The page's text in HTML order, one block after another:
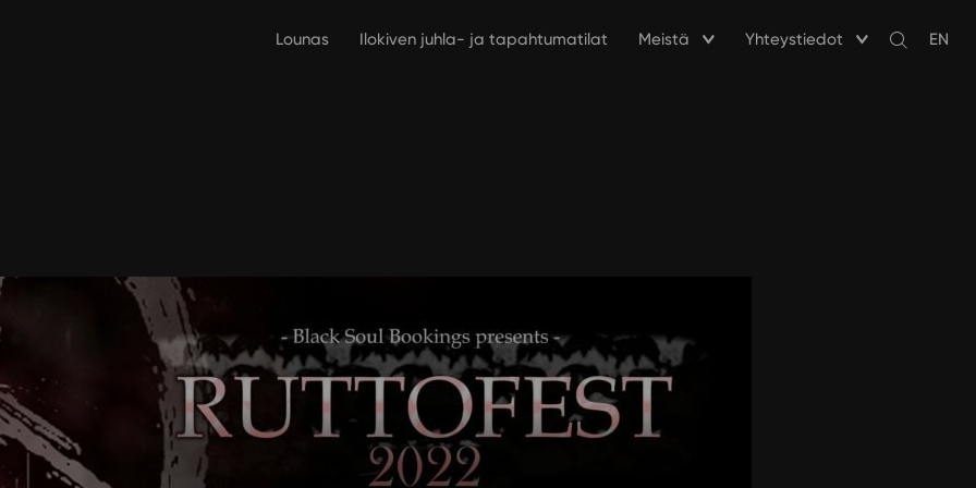
Lounas Ilokiven juhla- ja tapahtumatilat Meistä Yhteystiedot
Avaa
EN